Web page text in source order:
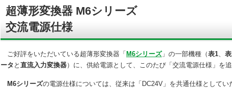
超薄形変換器 M6シリーズ
交流電源仕様
ご好評をいただいている超薄形変換器「 M6シリーズ」の一部機種（表1、
ータ と 直流入力変換器）に、供給電源として、このたび「交流電源仕様」を追
M6シリーズの電源仕様については、従来は「DC24V」を共通仕様としてい